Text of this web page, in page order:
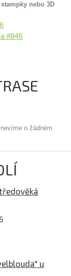
nebo 3D
#846
o žádném
u